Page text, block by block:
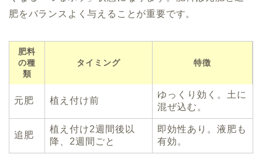
肥をバランスよく与えることが重要です。
肥料
の種
類
タイミング 特徴
元肥 植え付け前
ゆっくり効く。土に
混ぜ込む。
追肥
植え付け2週間後以
降、2週間ごと
即効性あり。液肥も
有効。